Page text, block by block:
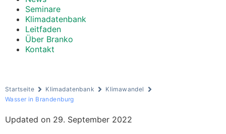
Seminare
Klimadatenbank
Leitfaden
Über Branko
Kontakt
Startseite Klimadatenbank
Klimawandel
Wasser in Brandenburg
Updated on 29. September 2022